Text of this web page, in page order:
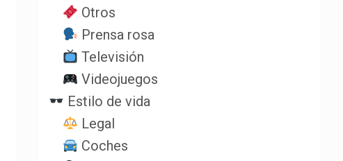
Otros
Prensa rosa
Televisión
Videojuegos
Estilo de vida
Legal
Coches